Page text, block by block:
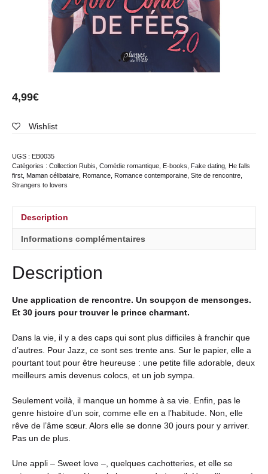
4,99€
Wishlist
UGS : EB0035
Catégories : Collection Rubis Comédie romantique E-books Fake dating
He falls
first Maman célibataire Romance Romance contemporaine Site de rencontre
Strangers to lovers
Description
Informations complémentaires
Description
Une application de rencontre. Un soupçon de mensonges.
Et 30 jours pour trouver le prince charmant.
Dans la vie, il y a des caps qui sont plus difficiles à franchir que
d’autres. Pour Jazz, ce sont ses trente ans. Sur le papier, elle a
pourtant tout pour être heureuse : une petite fille adorable, deux
meilleurs amis devenus colocs, et un job sympa.
Seulement voilà, il manque un homme à sa vie. Enfin, pas le
genre histoire d’un soir, comme elle en a l’habitude. Non, elle
rêve de l’âme sœur. Alors elle se donne 30 jours pour y arriver.
Pas un de plus.
Une appli – Sweet love –, quelques cachotteries, et elle se